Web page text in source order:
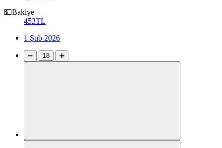
💵Bakiye
453TL
1 Şub 2026
➖ 18 ➕